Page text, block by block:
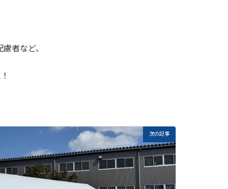
者など、
次の記事